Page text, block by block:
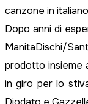
canzone in italiano
Dopo anni di
ManitaDischi/
prodotto insieme
in giro per lo